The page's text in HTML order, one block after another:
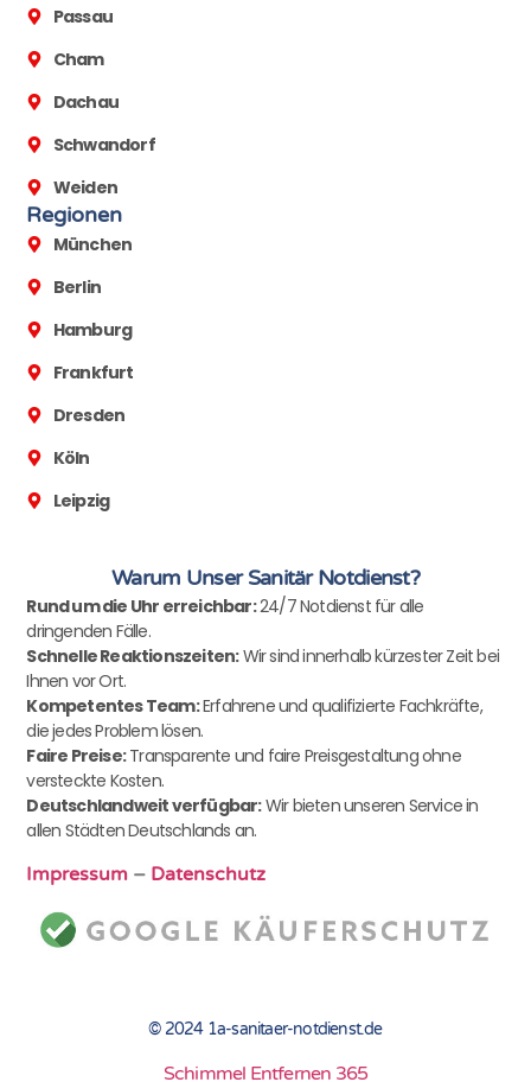
Passau
Cham
Dachau
Schwandorf
Weiden
Regionen
München
Berlin
Hamburg
Frankfurt
Dresden
Köln
Leipzig
Warum Unser Sanitär Notdienst?
Rund um die Uhr erreichbar:24/7 Notdienst für alle
dringenden Fälle.
Schnelle Reaktionszeiten:Wir sind innerhalb kürzester Zeit bei
Ihnen vor Ort.
Kompetentes Team:Erfahrene und qualifizierte Fachkräfte,
die jedes Problem lösen.
Faire Preise:Transparente und faire Preisgestaltung ohne
versteckte Kosten.
Deutschlandweit verfügbar:Wir bieten unseren Service in
allen Städten Deutschlands an.
Impressum – Datenschutz
© 2024 1a-sanitaer-notdienst.de
Schimmel Entfernen 365